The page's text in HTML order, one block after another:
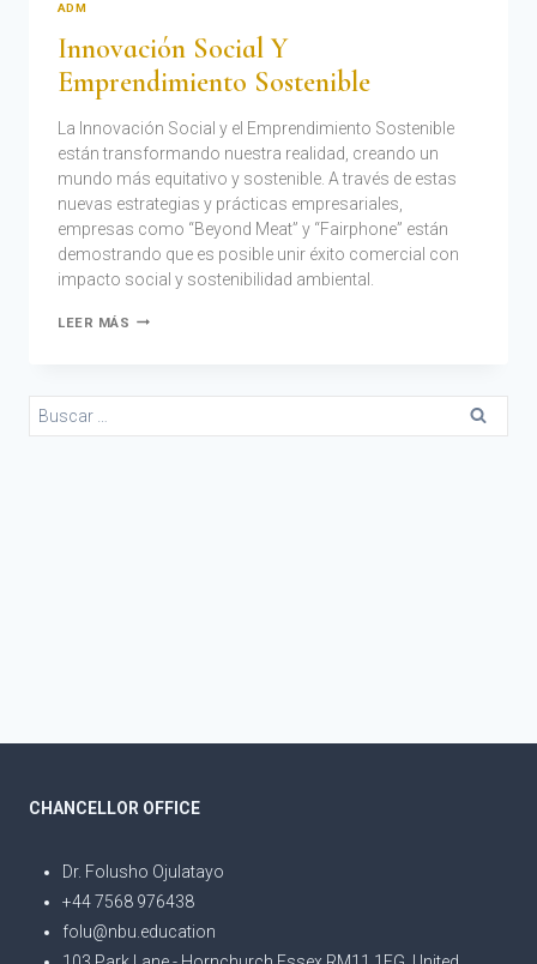
ADM
Innovación Social Y
Emprendimiento Sostenible
La Innovación Social y el Emprendimiento Sostenible
están transformando nuestra realidad, creando un
mundo más equitativo y sostenible. A través de estas
nuevas estrategias y prácticas empresariales,
empresas como “Beyond Meat” y “Fairphone” están
demostrando que es posible unir éxito comercial con
impacto social y sostenibilidad ambiental.
LEER MÁS
CHANCELLOR OFFICE
Dr. Folusho Ojulatayo
+44 7568 976438
folu@nbu.education